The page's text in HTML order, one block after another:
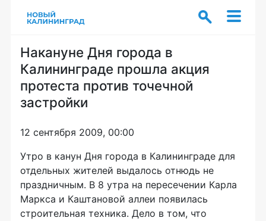
Накануне Дня города в
Калининграде прошла акция
протеста против точечной
застройки
12 сентября 2009, 00:00
Утро в канун Дня города в Калининграде для
отдельных жителей выдалось отнюдь не
праздничным. В 8 утра на пересечении Карла
Маркса и Каштановой аллеи появилась
строительная техника. Дело в том, что